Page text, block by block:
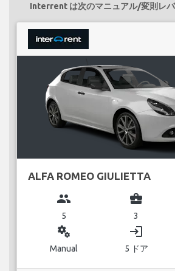
Interrent は次のマニュアル/変則レバ
ALFA ROMEO GIULIETTA
group
5
business_center
3
miscellaneous_services
Manual
login
5 ドア